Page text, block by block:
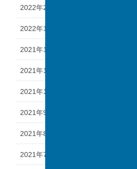
2022年2月
2022年1月
2021年12月
2021年11月
2021年10月
2021年9月
2021年8月
2021年7月